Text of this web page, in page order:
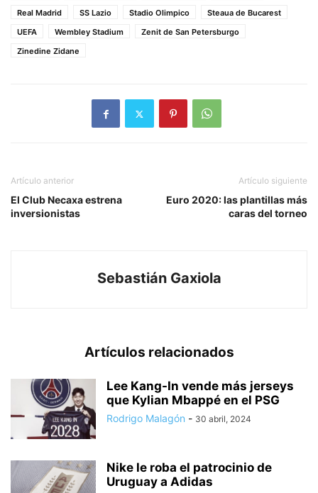
Real Madrid
SS Lazio Stadio Olimpico
Steaua de Bucarest
UEFA
Wembley Stadium
Zenit de San Petersburgo
Zinedine Zidane
Artículo anterior
El Club Necaxa estrena
inversionistas
Artículo siguiente
Euro 2020: las plantillas más
caras del torneo
Sebastián Gaxiola
Artículos relacionados
Lee Kang-In vende más jerseys
que Kylian Mbappé en el PSG
Rodrigo Malagón - 30 abril, 2024
Nike le roba el patrocinio de
Uruguay a Adidas